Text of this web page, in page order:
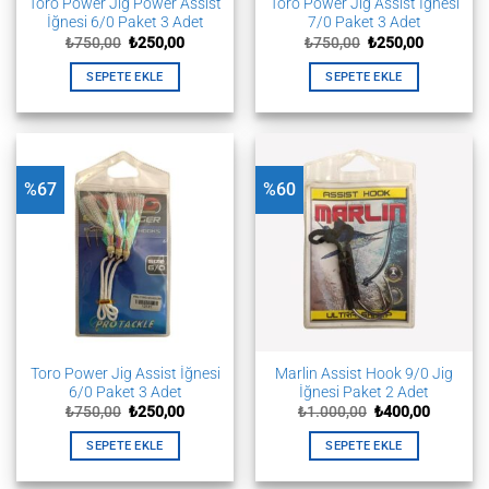
Toro Power Jig Power Assist
İğnesi 6/0 Paket 3 Adet
₺750,00 Orijinal
₺750,00.
₺250,00Şu
SEPETE EKLE
Toro Power Jig Assist İğnesi
7/0 Paket 3 Adet
₺750,00 Orijinal
₺750,00.
₺250,00Şu
SEPETE EKLE
%67
Toro Power Jig Assist İğnesi
6/0 Paket 3 Adet
₺750,00 Orijinal
₺750,00.
₺250,00Şu
SEPETE EKLE
%60
Marlin Assist Hook 9/0 Jig
İğnesi Paket 2 Adet
₺1.000,00 Orijinal
₺1.000,00.
₺400,00Şu
SEPETE EKLE